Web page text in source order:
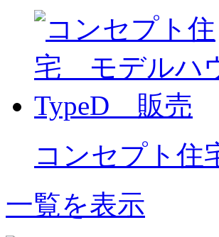
コンセプト
一覧を表示